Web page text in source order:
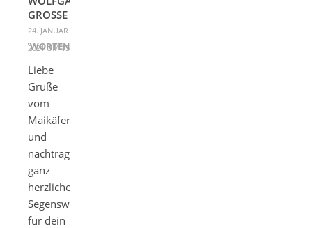
GROSSE
24. JANUAR
2021 UM 15:09
ANTWORTEN
Liebe
Grüße
vom
Maikäfer
und
nachträglich
ganz
herzliche
Segenswünsche
für dein